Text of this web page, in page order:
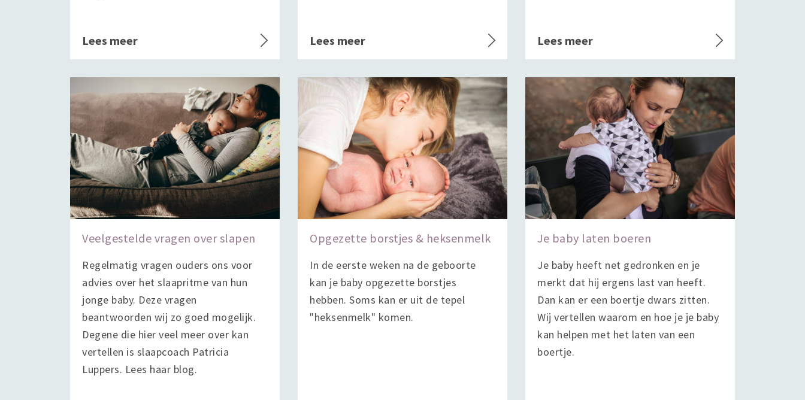
Lees meer Lees meer Lees meer
Veelgestelde vragen over slapen
Regelmatig vragen ouders ons voor
advies over het slaapritme van hun
jonge baby. Deze vragen
beantwoorden wij zo goed mogelijk.
Degene die hier veel meer over kan
vertellen is slaapcoach Patricia
Luppers. Lees haar blog.
Opgezette borstjes & heksenmelk
In de eerste weken na de geboorte
kan je baby opgezette borstjes
hebben. Soms kan er uit de tepel
"heksenmelk" komen.
Je baby laten boeren
Je baby heeft net gedronken en je
merkt dat hij ergens last van heeft.
Dan kan er een boertje dwars zitten.
Wij vertellen waarom en hoe je je baby
kan helpen met het laten van een
boertje.